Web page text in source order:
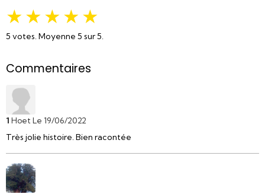
★★★★★
5 votes. Moyenne 5 sur 5.
Commentaires
1 Hoet Le 19/06/2022
Très jolie histoire. Bien racontée